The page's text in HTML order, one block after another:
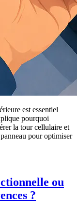
est essentiel
pourquoi
la tour cellulaire et
pour optimiser
ou
?